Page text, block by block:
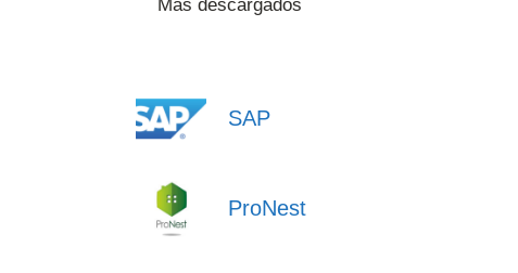
Más descargados
SAP
ProNest